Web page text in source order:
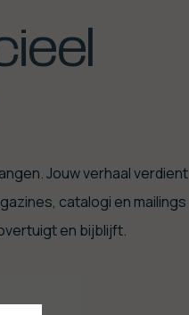
Jouw verhaal verdient
catalogi en mailings
en bijblijft.